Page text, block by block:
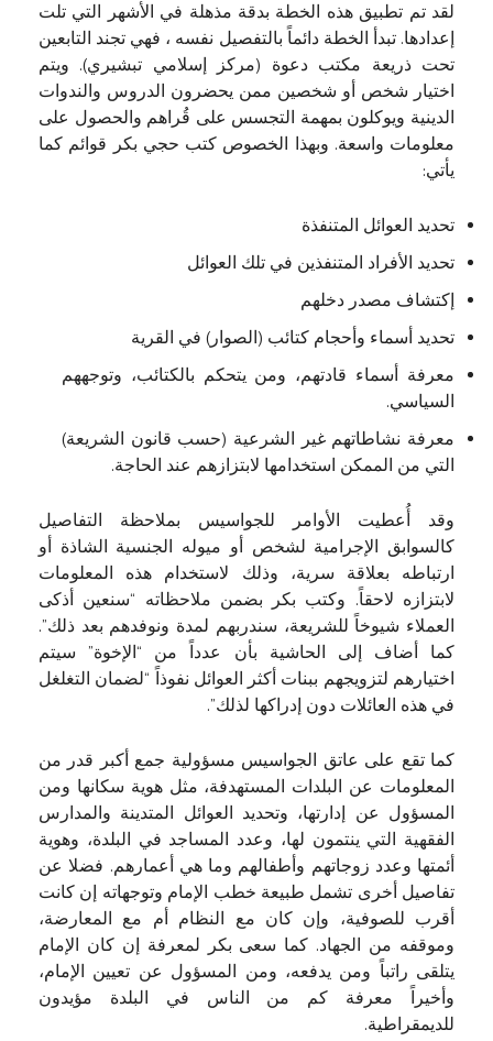
لقد تم تطبيق هذه الخطة بدقة مذهلة في الأشهر التي تلت
إعدادها. تبدأ الخطة دائماً بالتفصيل نفسه ، فهي تجند التابعين
تحت ذريعة مكتب دعوة (مركز إسلامي تبشيري). ويتم
اختيار شخص أو شخصين ممن يحضرون الدروس والندوات
الدينية ويوكلون بمهمة التجسس على قُراهم والحصول على
معلومات واسعة. وبهذا الخصوص كتب حجي بكر قوائم كما
يأتي:
تحديد العوائل المتنفذة
تحديد الأفراد المتنفذين في تلك العوائل
إكتشاف مصدر دخلهم
تحديد أسماء وأحجام كتائب (الصوار) في القرية
معرفة أسماء قادتهم، ومن يتحكم بالكتائب، وتوجههم
السياسي.
معرفة نشاطاتهم غير الشرعية (حسب قانون الشريعة)
التي من الممكن استخدامها لابتزازهم عند الحاجة.
وقد أُعطيت الأوامر للجواسيس بملاحظة التفاصيل
كالسوابق الإجرامية لشخص أو ميوله الجنسية الشاذة أو
ارتباطه بعلاقة سرية، وذلك لاستخدام هذه المعلومات
لابتزازه لاحقاً. وكتب بكر بضمن ملاحظاته “سنعين أذكى
العملاء شيوخاً للشريعة، سندربهم لمدة ونوفدهم بعد ذلك”.
كما أضاف إلى الحاشية بأن عدداً من “الإخوة” سيتم
اختيارهم لتزويجهم ببنات أكثر العوائل نفوذاً “لضمان التغلغل
في هذه العائلات دون إدراكها لذلك”.
كما تقع على عاتق الجواسيس مسؤولية جمع أكبر قدر من
المعلومات عن البلدات المستهدفة، مثل هوية سكانها ومن
المسؤول عن إدارتها، وتحديد العوائل المتدينة والمدارس
الفقهية التي ينتمون لها، وعدد المساجد في البلدة، وهوية
أئمتها وعدد زوجاتهم وأطفالهم وما هي أعمارهم. فضلا عن
تفاصيل أخرى تشمل طبيعة خطب الإمام وتوجهاته إن كانت
أقرب للصوفية، وإن كان مع النظام أم مع المعارضة،
وموقفه من الجهاد. كما سعى بكر لمعرفة إن كان الإمام
يتلقى راتباً ومن يدفعه، ومن المسؤول عن تعيين الإمام،
وأخيراً معرفة كم من الناس في البلدة مؤيدون
للديمقراطية.